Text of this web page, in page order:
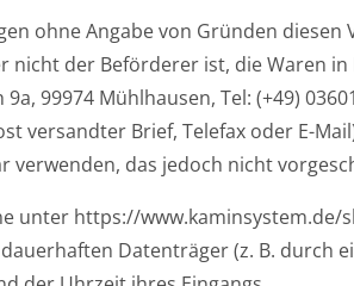
ohne Angabe von Gründen
der Beförderer ist, die Waren
99974 Mühlhausen, Tel: (+49)
versandter Brief, Telefax oder E-
das jedoch nicht
unter https://www.kaminsystem.de/
Datenträger (z. B. durch